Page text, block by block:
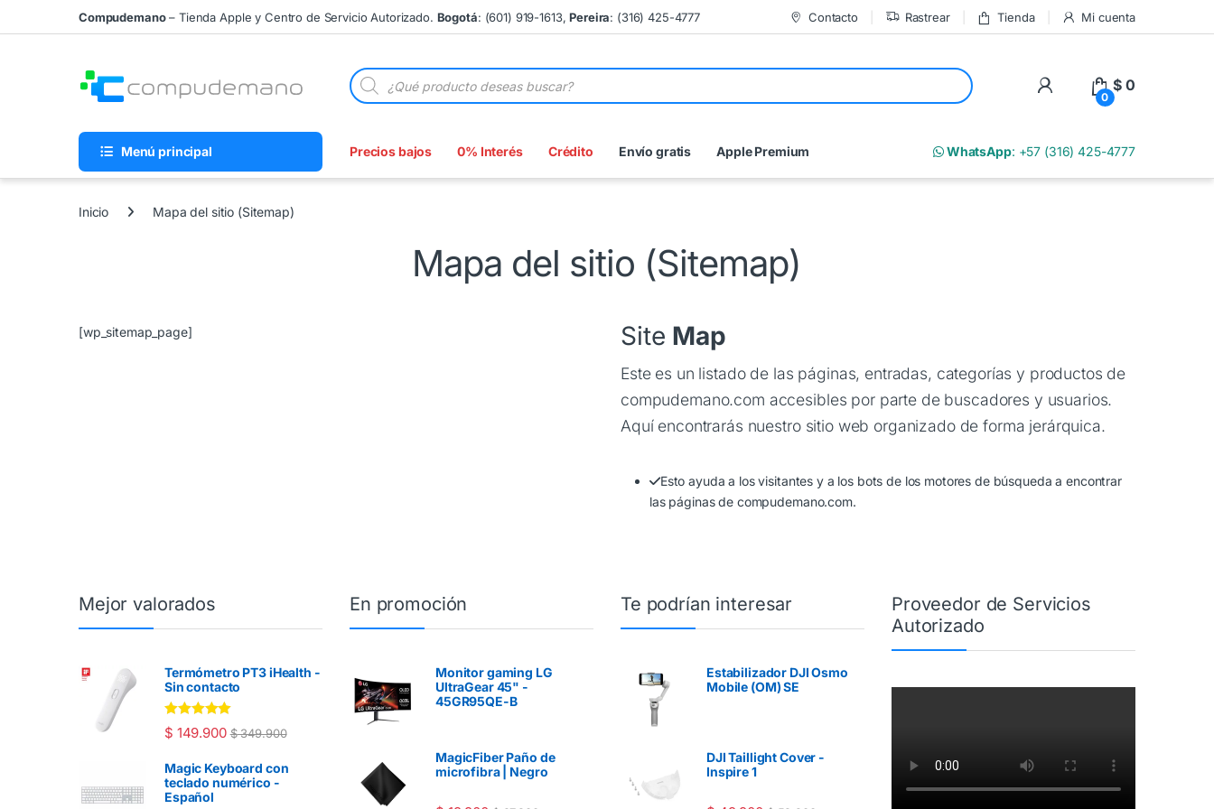
Skip to navigation
Skip to contentCompudemano– Tienda Apple y Centro de Servicio Autorizado. Bogotá: (601) 919-1613,Pereira: (316) 425-4777 Contacto Rastrear Tienda Mi cuenta
Búsqueda de productos
My Account
0
$ 0
Menú principal Precios bajos 0% Interés Crédito Envío gratis Apple Premium WhatsApp: +57 (316) 425-4777
Inicio Mapa del sitio (Sitemap)
Mapa del sitio (Sitemap)
[wp_sitemap_page] Site Map
Este es un listado de las páginas, entradas, categorías y productos de
compudemano.com accesibles por parte de buscadores y usuarios.
Aquí encontrarás nuestro sitio web organizado de forma jerárquica.
Esto ayuda a los visitantes y a los bots de los motores de búsqueda a encontrar
las páginas de compudemano.com.
Mejor valorados
Termómetro PT3 iHealth -
Sin contacto
Valorado en
5.00de 5
$ 149.900 $349.900
Magic Keyboard con
teclado numérico -
Español
En promoción
Monitor gaming LG
UltraGear 45" -
45GR95QE-B
MagicFiber Paño de
microfibra | Negro
Te podrían interesar
Estabilizador DJI Osmo
Mobile (OM) SE
DJI Taillight Cover -
Inspire 1
Proveedor de Servicios
Autorizado